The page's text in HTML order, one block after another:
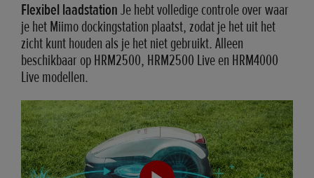
Flexibel laadstationJe hebt volledige controle over waar
je het Miimo dockingstation plaatst, zodat je het uit het
zicht kunt houden als je het niet gebruikt. Alleen
beschikbaar op HRM2500, HRM2500 Live en HRM4000
Live modellen.